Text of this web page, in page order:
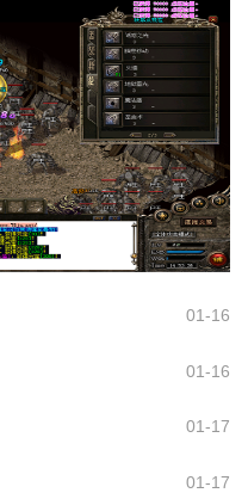
01-16
01-16
01-17
01-17